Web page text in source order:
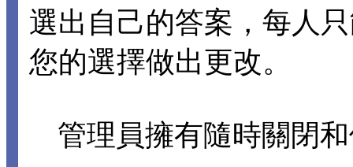
選出自己的答案，每人
您的選擇做出更改。
管理員擁有隨時關閉